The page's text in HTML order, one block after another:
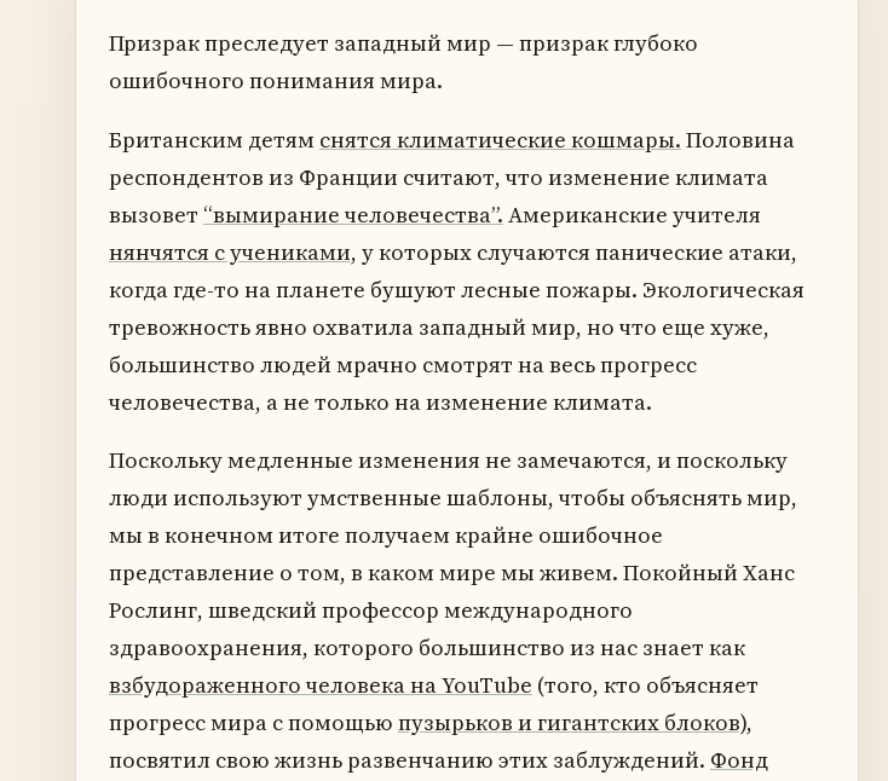
Призрак преследует западный мир — призрак глубоко
ошибочного понимания мира.
Британским детям снятся климатические кошмары. Половина
респондентов из Франции считают, что изменение климата
вызовет “вымирание человечества”. Американские учителя
нянчятся с учениками, у которых случаются панические атаки,
когда где-то на планете бушуют лесные пожары. Экологическая
тревожность явно охватила западный мир, но что еще хуже,
большинство людей мрачно смотрят на весь прогресс
человечества, а не только на изменение климата.
Поскольку медленные изменения не замечаются, и поскольку
люди используют умственные шаблоны, чтобы объяснять мир,
мы в конечном итоге получаем крайне ошибочное
представление о том, в каком мире мы живем. Покойный Ханс
Рослинг, шведский профессор международного
здравоохранения, которого большинство из нас знает как
взбудораженного человека на YouTube (того, кто объясняет
прогресс мира с помощью пузырьков и гигантских блоков),
посвятил свою жизнь развенчанию этих заблуждений. Фонд